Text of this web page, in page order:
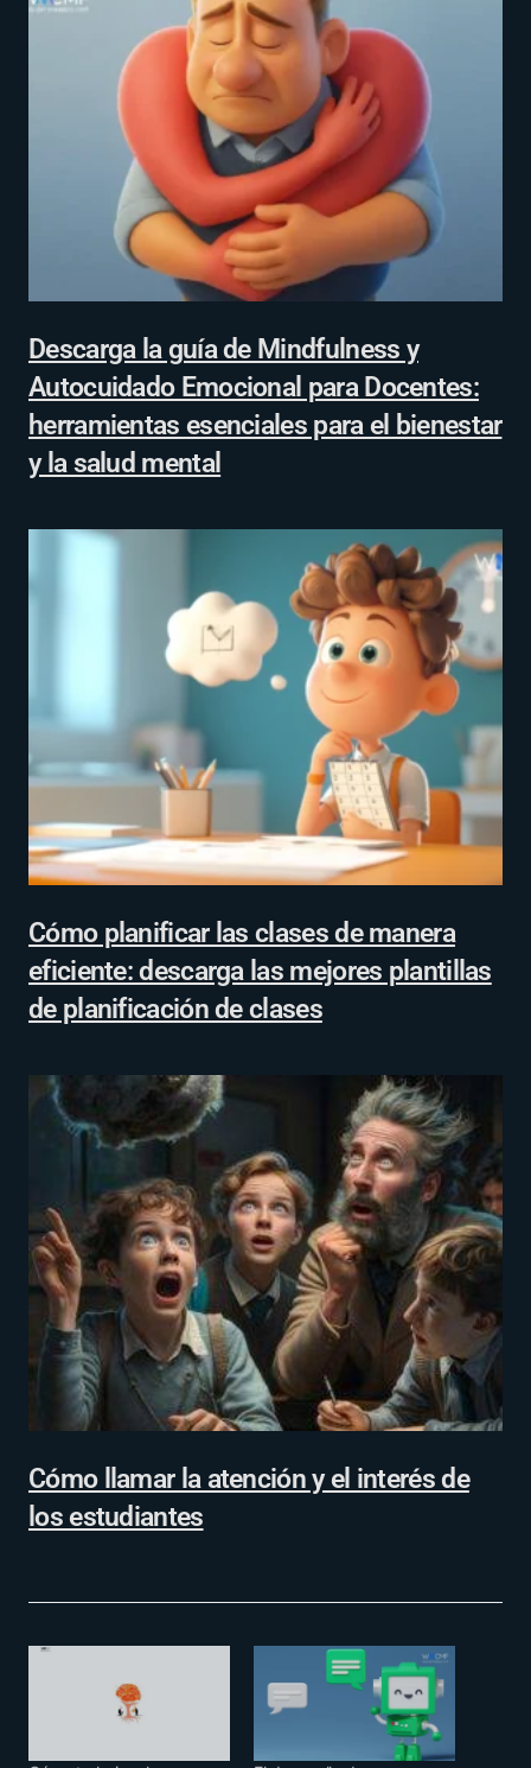
Descarga la guía de Mindfulness y
Autocuidado Emocional para Docentes:
herramientas esenciales para el bienestar
y la salud mental
Cómo planificar las clases de manera
eficiente: descarga las mejores plantillas
de planificación de clases
Cómo llamar la atención y el interés de
los estudiantes